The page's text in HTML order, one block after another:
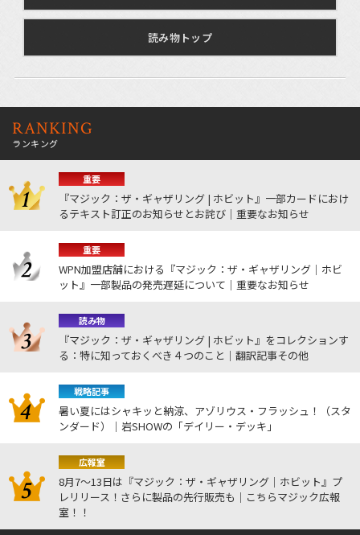
読み物トップ
RANKING
ランキング
重要
『マジック：ザ・ギャザリング | ホビット』一部カードにおけ
るテキスト訂正のお知らせとお詫び｜重要なお知らせ
重要
WPN加盟店舗における『マジック：ザ・ギャザリング｜ホビ
ット』一部製品の発売遅延について｜重要なお知らせ
読み物
『マジック：ザ・ギャザリング | ホビット』をコレクションす
る：特に知っておくべき４つのこと｜翻訳記事その他
戦略記事
暑い夏にはシャキッと納涼、アゾリウス・フラッシュ！（スタ
ンダード）｜岩SHOWの「デイリー・デッキ」
広報室
8月7～13日は『マジック：ザ・ギャザリング｜ホビット』プ
レリリース！さらに製品の先行販売も｜こちらマジック広報
室！！